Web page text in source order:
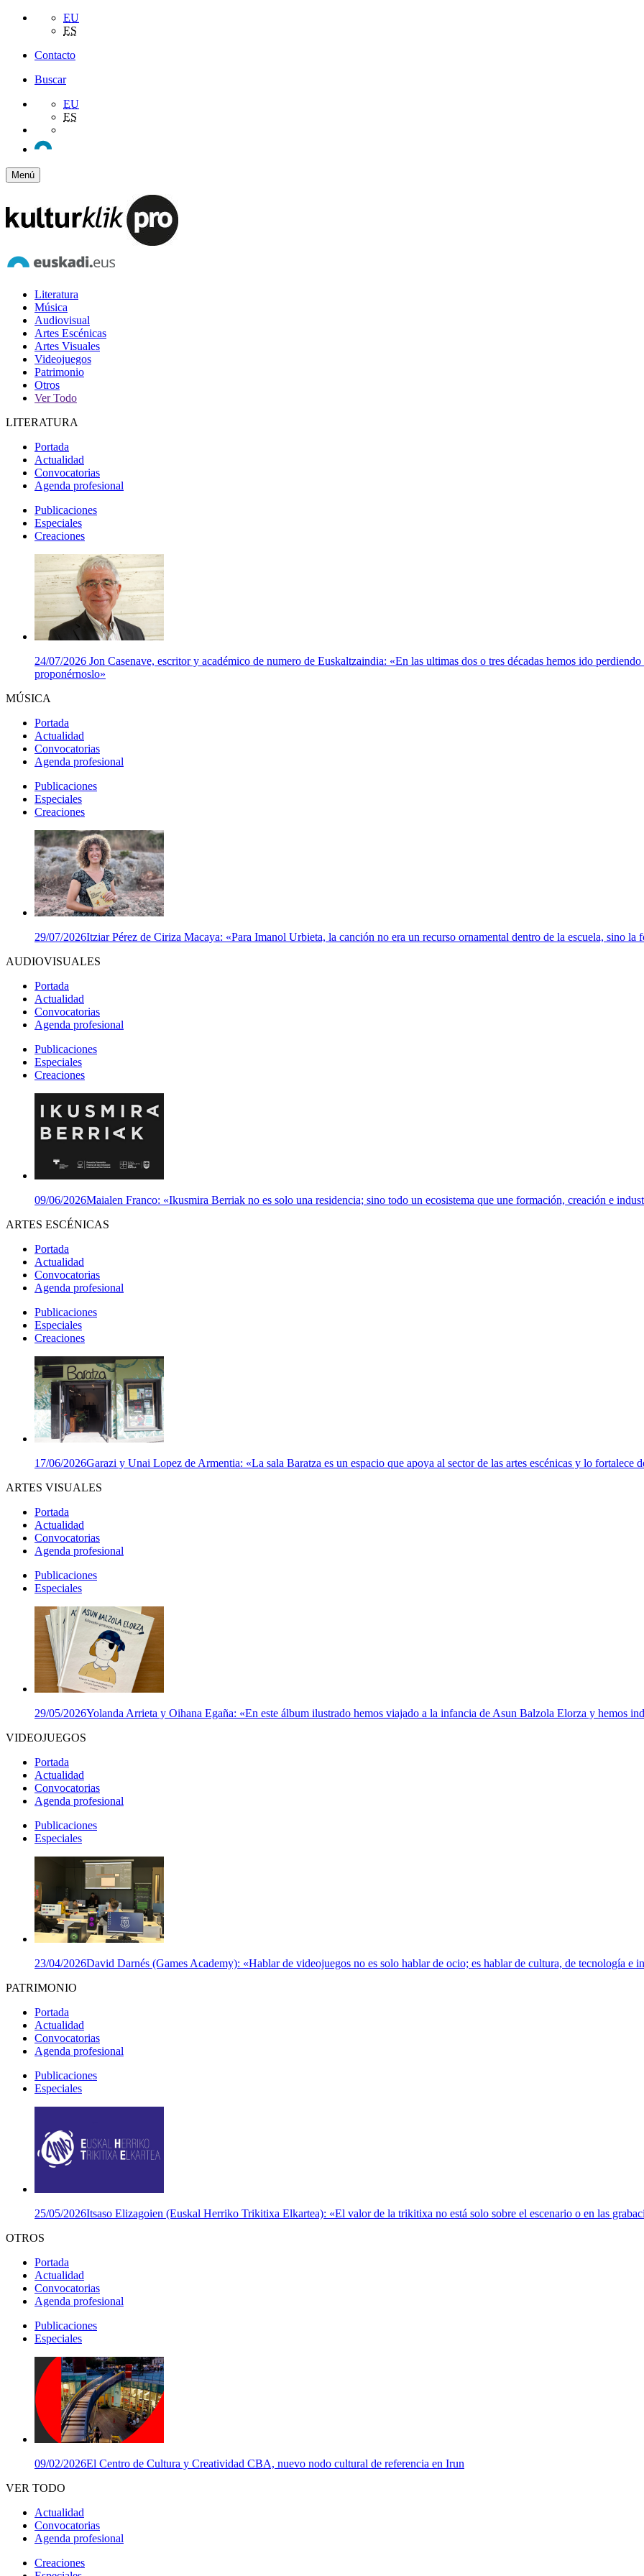
EU
ES
Contacto
Buscar
EU
ES
Menú
Literatura
Música
Audiovisual
Artes Escénicas
Artes Visuales
Videojuegos
Patrimonio
Otros
Ver Todo
LITERATURA
Portada
Actualidad
Convocatorias
Agenda profesional
Publicaciones
Especiales
Creaciones
24/07/2026 Jon Casenave, escritor y académico de numero de Euskaltzaindia: «En las ultimas dos o tres décadas hemos ido
proponérnoslo»
MÚSICA
Portada
Actualidad
Convocatorias
Agenda profesional
Publicaciones
Especiales
Creaciones
29/07/2026Itziar Pérez de Ciriza Macaya: «Para Imanol Urbieta, la canción no era un recurso ornamental dentro de la escuela, sino la
AUDIOVISUALES
Portada
Actualidad
Convocatorias
Agenda profesional
Publicaciones
Especiales
Creaciones
09/06/2026Maialen Franco: «Ikusmira Berriak no es solo una residencia; sino todo un ecosistema que une formación, creación e
ARTES ESCÉNICAS
Portada
Actualidad
Convocatorias
Agenda profesional
Publicaciones
Especiales
Creaciones
17/06/2026Garazi y Unai Lopez de Armentia: «La sala Baratza es un espacio que apoya al sector de las artes escénicas y lo fortalece
ARTES VISUALES
Portada
Actualidad
Convocatorias
Agenda profesional
Publicaciones
Especiales
29/05/2026Yolanda Arrieta y Oihana Egaña: «En este álbum ilustrado hemos viajado a la infancia de Asun Balzola Elorza y hemos
VIDEOJUEGOS
Portada
Actualidad
Convocatorias
Agenda profesional
Publicaciones
Especiales
23/04/2026David Darnés (Games Academy): «Hablar de videojuegos no es solo hablar de ocio; es hablar de cultura, de tecnología
PATRIMONIO
Portada
Actualidad
Convocatorias
Agenda profesional
Publicaciones
Especiales
25/05/2026Itsaso Elizagoien (Euskal Herriko Trikitixa Elkartea): «El valor de la trikitixa no está solo sobre el escenario o en las
OTROS
Portada
Actualidad
Convocatorias
Agenda profesional
Publicaciones
Especiales
09/02/2026El Centro de Cultura y Creatividad CBA, nuevo nodo cultural de referencia en Irun
VER TODO
Actualidad
Convocatorias
Agenda profesional
Creaciones